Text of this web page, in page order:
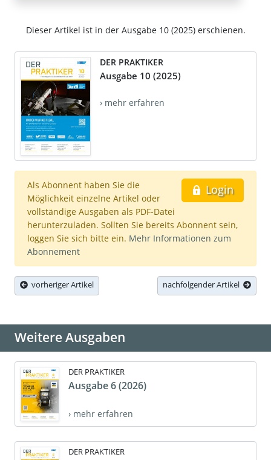
Dieser Artikel ist in der Ausgabe 10 (2025) erschienen.
DER PRAKTIKER
Ausgabe 10 (2025)
› mehr erfahren
Login
Als Abonnent haben Sie die
Möglichkeit einzelne Artikel oder
vollständige Ausgaben als PDF-Datei
herunterzuladen. Sollten Sie bereits Abonnent sein,
loggen Sie sich bitte ein. Mehr Informationen zum
Abonnement
vorheriger Artikel nachfolgender Artikel
Weitere Ausgaben
DER PRAKTIKER
Ausgabe 6 (2026)
› mehr erfahren
DER PRAKTIKER